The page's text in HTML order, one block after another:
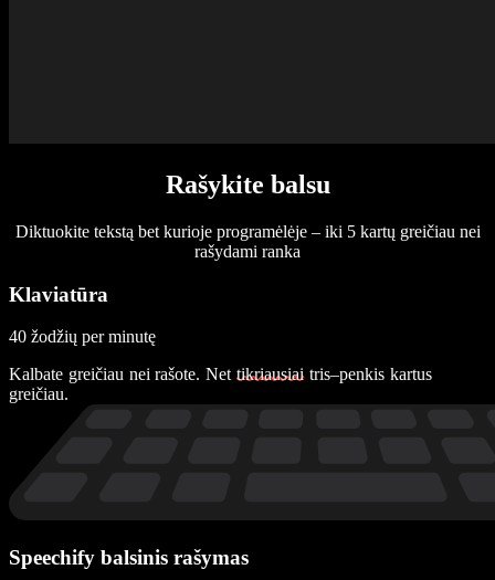
Rašykite balsu
Diktuokite tekstą bet kurioje programėlėje – iki 5 kartų greičiau nei
rašydami ranka
Klaviatūra
40 žodžių per minutę
Kalbate greičiau nei rašote. Net tikriausiai tris–penkis kartus
greičiau.
Speechify balsinis rašymas